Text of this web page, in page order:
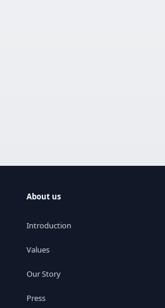
About us
Introduction
Values
Our Story
Press